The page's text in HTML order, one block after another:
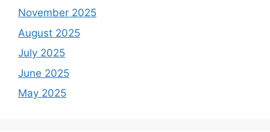
November 2025
August 2025
July 2025
June 2025
May 2025